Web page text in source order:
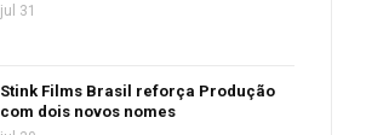
jul 31
Stink Films Brasil reforça Produção
com dois novos nomes